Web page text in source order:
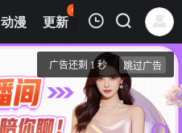
动漫 更新
42
热榜 APP
13